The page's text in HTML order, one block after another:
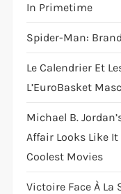
In Primetime
Spider-Man:
Le Calendrier Et
L’EuroBasket
Michael B.
Affair Looks Like It
Coolest Movies
Victoire Face À La